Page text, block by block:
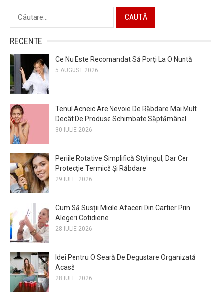
Caută
după:
RECENTE
Ce Nu Este Recomandat Să Porți La O Nuntă
5 AUGUST 2026
Tenul Acneic Are Nevoie De Răbdare Mai Mult
Decât De Produse Schimbate Săptămânal
30 IULIE 2026
Periile Rotative Simplifică Stylingul, Dar Cer
Protecție Termică Și Răbdare
29 IULIE 2026
Cum Să Susții Micile Afaceri Din Cartier Prin
Alegeri Cotidiene
28 IULIE 2026
Idei Pentru O Seară De Degustare Organizată
Acasă
28 IULIE 2026